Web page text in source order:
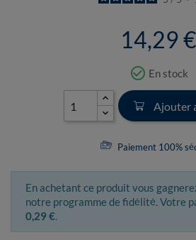
14,29 €
check_circle_outline En stock
Ajouter
Paiement 100%
En achetant ce produit vous
notre programme de fidélité. Votre
0,29 €.